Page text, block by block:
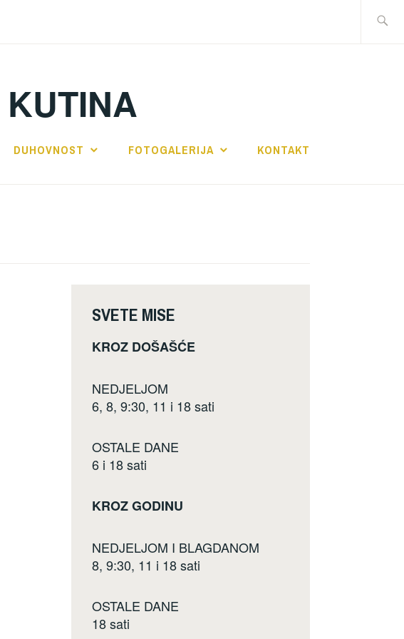
DUHOVNOST FOTOGALERIJA KONTAKT
SVETE MISE
KROZ DOŠAŠĆE
NEDJELJOM
6, 8, 9:30, 11 i 18 sati
OSTALE DANE
6 i 18 sati
KROZ GODINU
NEDJELJOM I BLAGDANOM
8, 9:30, 11 i 18 sati
OSTALE DANE
18 sati